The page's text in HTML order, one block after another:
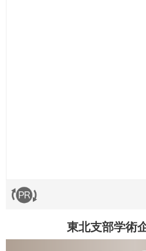
東北支部学術